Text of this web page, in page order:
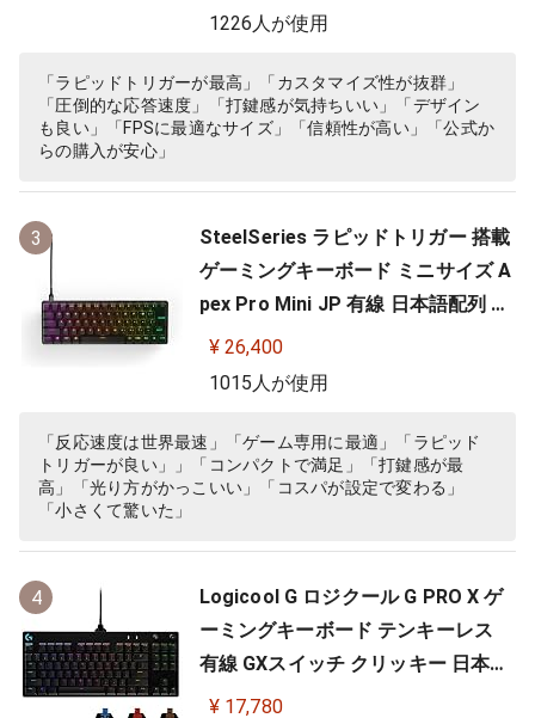
1226人が使用
「ラピッドトリガーが最高」「カスタマイズ性が抜群」
「圧倒的な応答速度」「打鍵感が気持ちいい」「デザイン
も良い」「FPSに最適なサイズ」「信頼性が高い」「公式か
らの購入が安心」
3
SteelSeries ラピッドトリガー 搭載
ゲーミングキーボード ミニサイズ A
pex Pro Mini JP 有線 日本語配列 O
mniPointスイッチ 2ーinー1アクシ
ョンキー 搭載 64825 ブラック
¥ 26,400
1015人が使用
「反応速度は世界最速」「ゲーム専用に最適」「ラピッド
トリガーが良い」」「コンパクトで満足」「打鍵感が最
高」「光り方がかっこいい」「コスパが設定で変わる」
「小さくて驚いた」
4
Logicool G ロジクール G PRO X ゲ
ーミングキーボード テンキーレス
有線 GXスイッチ クリッキー 日本語
配列 LIGHTSYNC RGB 着脱式ケーブ
¥ 17,780